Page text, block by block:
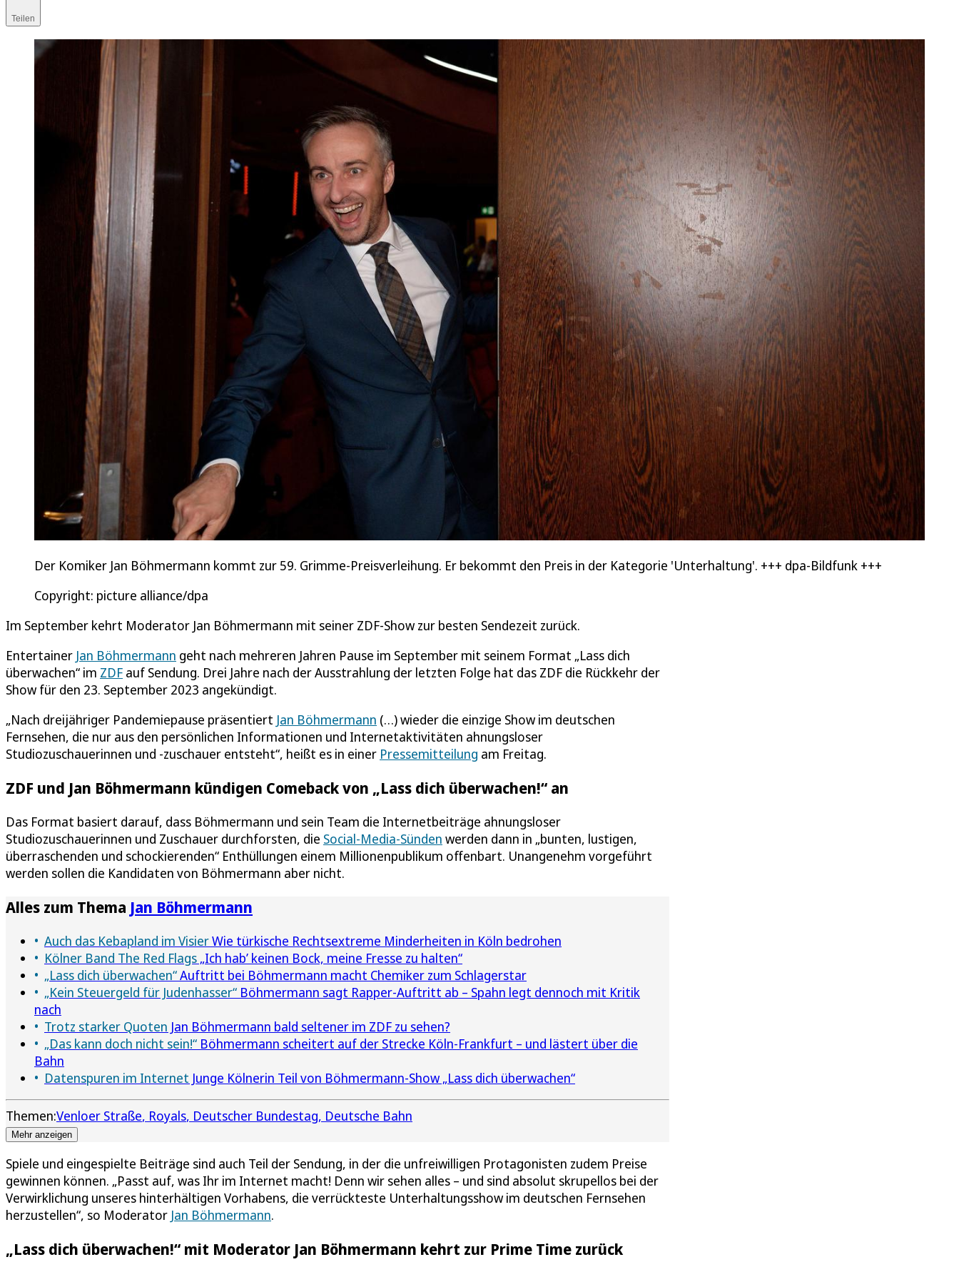
Teilen
Der Komiker Jan Böhmermann kommt zur 59. Grimme-Preisverleihung. Er bekommt den Preis in der Kategorie 'Unterhaltung'. +++ dpa-Bildfunk +++
Copyright: picture alliance/dpa
Im September kehrt Moderator Jan Böhmermann mit seiner ZDF-Show zur besten Sendezeit zurück.
Entertainer Jan Böhmermann geht nach mehreren Jahren Pause im September mit seinem Format „Lass dich
überwachen“ im ZDF auf Sendung. Drei Jahre nach der Ausstrahlung der letzten Folge hat das ZDF die Rückkehr der
Show für den 23. September 2023 angekündigt.
„Nach dreijähriger Pandemiepause präsentiert Jan Böhmermann (…) wieder die einzige Show im deutschen
Fernsehen, die nur aus den persönlichen Informationen und Internetaktivitäten ahnungsloser
Studiozuschauerinnen und -zuschauer entsteht“, heißt es in einer Pressemitteilung am Freitag.
ZDF und Jan Böhmermann kündigen Comeback von „Lass dich überwachen!“ an
Das Format basiert darauf, dass Böhmermann und sein Team die Internetbeiträge ahnungsloser
Studiozuschauerinnen und Zuschauer durchforsten, die Social-Media-Sünden werden dann in „bunten, lustigen,
überraschenden und schockierenden“ Enthüllungen einem Millionenpublikum offenbart. Unangenehm vorgeführt
werden sollen die Kandidaten von Böhmermann aber nicht.
Alles zum Thema Jan Böhmermann
Auch das Kebapland im VisierWie türkische Rechtsextreme Minderheiten in Köln bedrohen
Kölner Band The Red Flags „Ich hab’ keinen Bock, meine Fresse zu halten“
„Lass dich überwachen“Auftritt bei Böhmermann macht Chemiker zum Schlagerstar
„Kein Steuergeld für Judenhasser“ Böhmermann sagt Rapper-Auftritt ab – Spahn legt dennoch mit Kritik
nach
Trotz starker Quoten Jan Böhmermann bald seltener im ZDF zu sehen?
„Das kann doch nicht sein!“ Böhmermann scheitert auf der Strecke Köln-Frankfurt – und lästert über die
Bahn
Datenspuren im Internet Junge Kölnerin Teil von Böhmermann-Show „Lass dich überwachen“
Themen:Venloer Straße Royals Deutscher Bundestag Deutsche Bahn
Mehr anzeigen
Spiele und eingespielte Beiträge sind auch Teil der Sendung, in der die unfreiwilligen Protagonisten zudem Preise
gewinnen können. „Passt auf, was Ihr im Internet macht! Denn wir sehen alles – und sind absolut skrupellos bei der
Verwirklichung unseres hinterhältigen Vorhabens, die verrückteste Unterhaltungsshow im deutschen Fernsehen
herzustellen“, so Moderator Jan Böhmermann.
„Lass dich überwachen!“ mit Moderator Jan Böhmermann kehrt zur Prime Time zurück